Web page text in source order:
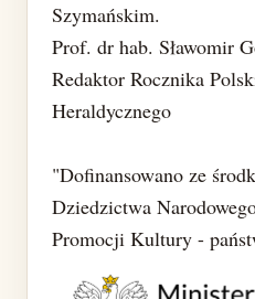
Szymańskim.
Prof. dr hab. Sławomir
Redaktor Rocznika
Heraldycznego
"Dofinansowano ze
Dziedzictwa
Promocji Kultury -